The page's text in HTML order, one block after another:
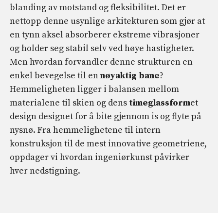
blanding av motstand og fleksibilitet. Det er
nettopp denne usynlige arkitekturen som gjør at
en tynn aksel absorberer ekstreme vibrasjoner
og holder seg stabil selv ved høye hastigheter.
Men hvordan forvandler denne strukturen en
enkel bevegelse til ennøyaktig bane?
Hemmeligheten ligger i balansen mellom
materialene til skien og dens timeglassformet
design designet for å bite gjennom is og flyte på
nysnø. Fra hemmelighetene til intern
konstruksjon til de mest innovative geometriene,
oppdager vi hvordan ingeniørkunst påvirker
hver nedstigning.